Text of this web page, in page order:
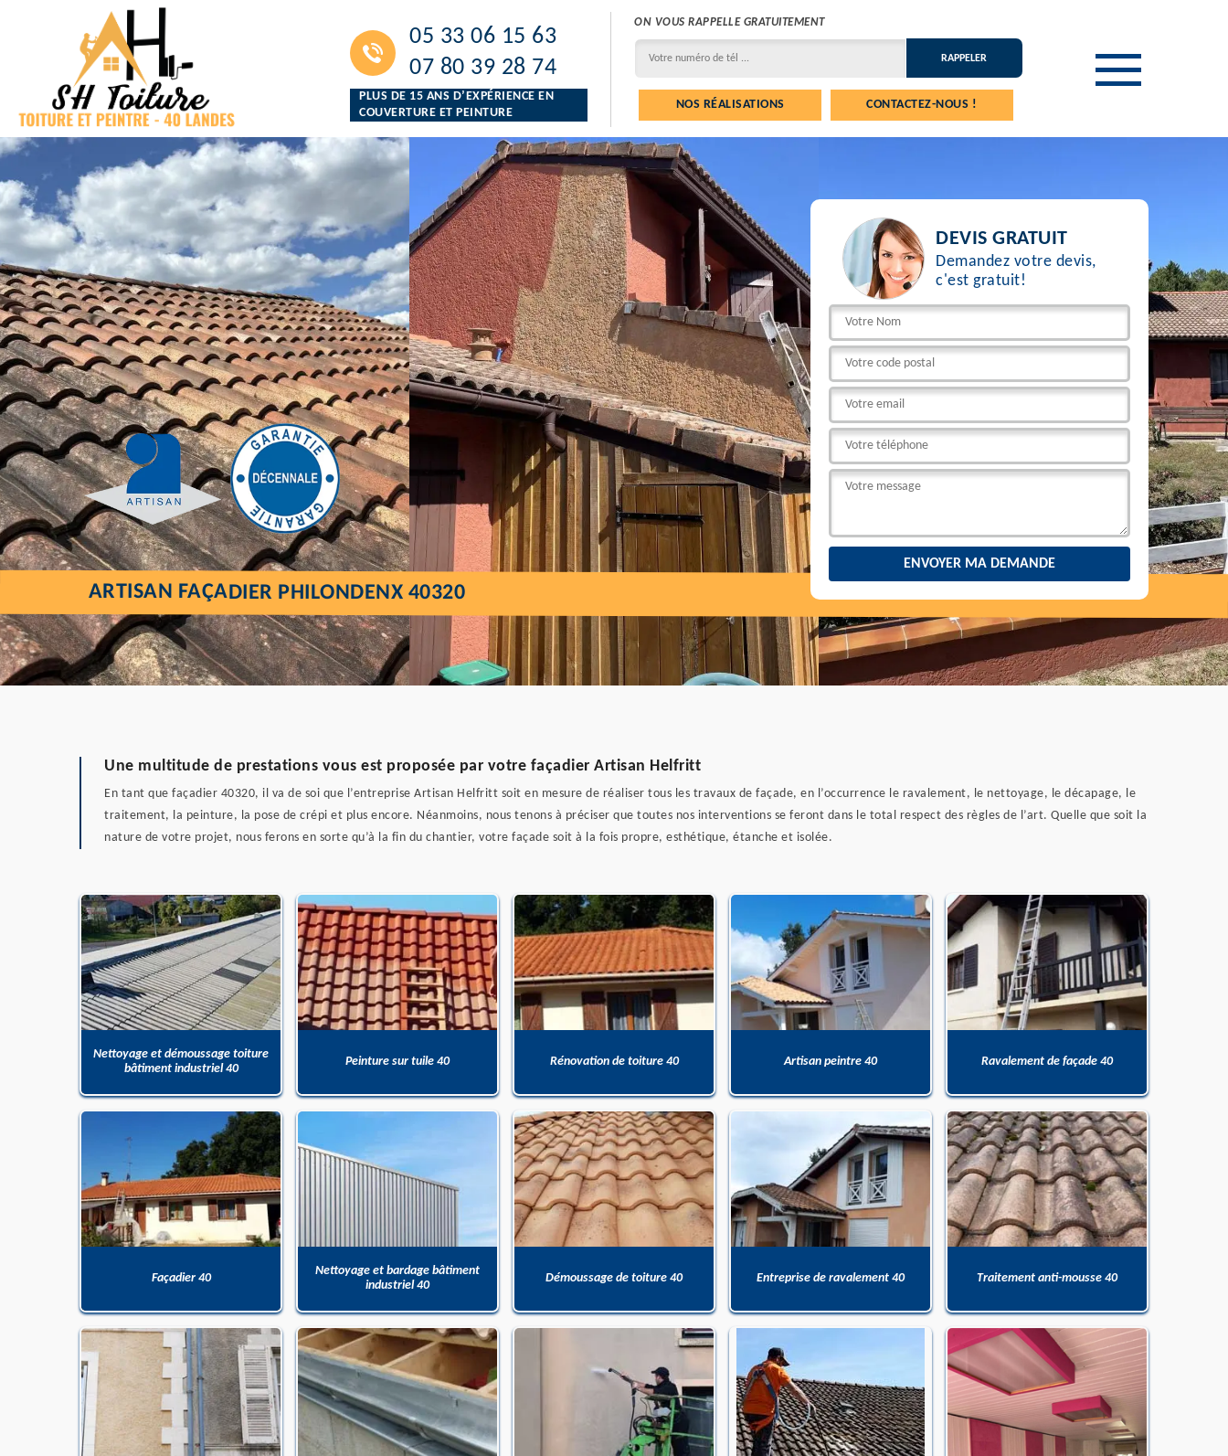
05 33 06 15 63
07 80 39 28 74
PLUS DE 15 ANS D’EXPÉRIENCE EN
COUVERTURE ET PEINTURE
ON VOUS RAPPELLE GRATUITEMENT
NOS RÉALISATIONS CONTACTEZ-NOUS !
DEVIS GRATUIT
Demandez votre devis,
c'est gratuit!
ARTISAN FAÇADIER PHILONDENX 40320
Une multitude de prestations vous est proposée par votre façadier Artisan Helfritt
En tant que façadier 40320, il va de soi que l’entreprise Artisan Helfritt soit en mesure de réaliser tous les travaux de façade, en l’occurrence le ravalement, le nettoyage, le décapage, le
traitement, la peinture, la pose de crépi et plus encore. Néanmoins, nous tenons à préciser que toutes nos interventions se feront dans le total respect des règles de l’art. Quelle que soit la
nature de votre projet, nous ferons en sorte qu’à la fin du chantier, votre façade soit à la fois propre, esthétique, étanche et isolée.
Nettoyage et démoussage toiture
bâtiment industriel 40
Peinture sur tuile 40 Rénovation de toiture 40 Artisan peintre 40 Ravalement de façade 40
Façadier 40
Nettoyage et bardage bâtiment
industriel 40
Démoussage de toiture 40 Entreprise de ravalement 40 Traitement anti-mousse 40